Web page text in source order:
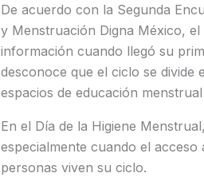
De acuerdo con la Segunda
y Menstruación Digna México,
información cuando llegó su
desconoce que el ciclo se divide
espacios de educación
En el Día de la Higiene
especialmente cuando el
personas viven su ciclo.